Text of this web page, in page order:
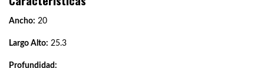
Ancho: 20
Largo Alto: 25.3
Profundidad: